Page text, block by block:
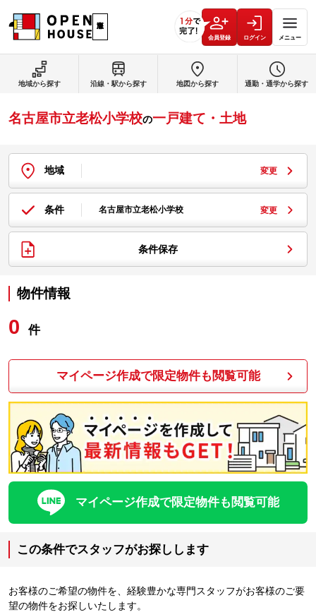
会員登録 ログイン メニュー
名古屋市立老松小学校の一戸建て・土地
地域 変更
条件 名古屋市立老松小学校 変更
条件保存
物件情報
0 件
マイページ作成で限定物件も閲覧可能
マイページ作成で限定物件も閲覧可能
この条件でスタッフがお探しします
お客様のご希望の物件を、経験豊かな専門スタッフがお客様のご要
望の物件をお探しいたします。
地域から探す 沿線・駅から探す 地図から探す 通勤・通学から探す